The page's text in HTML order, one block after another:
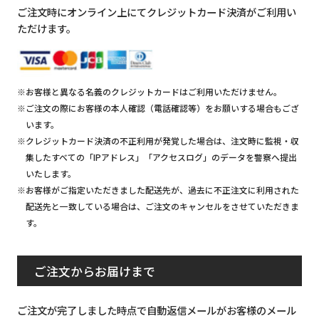
ご注文時にオンライン上にてクレジットカード決済がご利用い
ただけます。
※お客様と異なる名義のクレジットカードはご利用いただけません。
※ご注文の際にお客様の本人確認（電話確認等）をお願いする場合もござ
います。
※クレジットカード決済の不正利用が発覚した場合は、注文時に監視・収
集したすべての「IPアドレス」「アクセスログ」のデータを警察へ提出
いたします。
※お客様がご指定いただきました配送先が、過去に不正注文に利用された
配送先と一致している場合は、ご注文のキャンセルをさせていただきま
す。
ご注文からお届けまで
ご注文が完了しました時点で自動返信メールがお客様のメール